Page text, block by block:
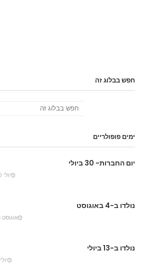
חפש בבלוג זה
ימים פופולריים
יום החברות- 30 ביולי
יולי 30, 2023
נולדו ב-4 באוגוסט
אוגוסט 04, 2015
נולדו ב-13 ביולי
יולי 13, 2015